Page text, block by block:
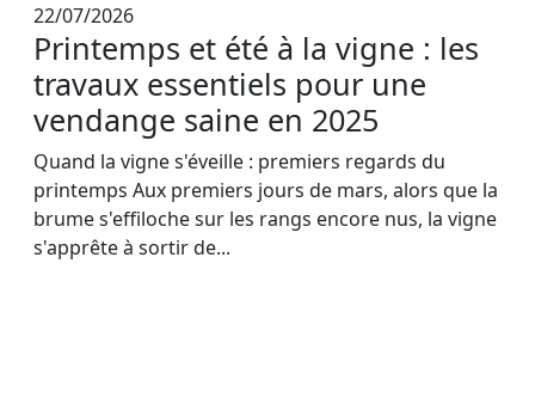
22/07/2026
Printemps et été à la vigne : les
travaux essentiels pour une
vendange saine en 2025
Quand la vigne s'éveille : premiers regards du
printemps Aux premiers jours de mars, alors que la
brume s'effiloche sur les rangs encore nus, la vigne
s'apprête à sortir de...